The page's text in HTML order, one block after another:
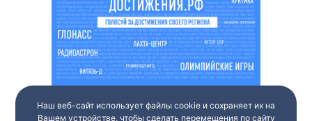
Наш веб-сайт использует файлы cookie и сохраняет их на
Вашем устройстве, чтобы сделать перемещения по сайту